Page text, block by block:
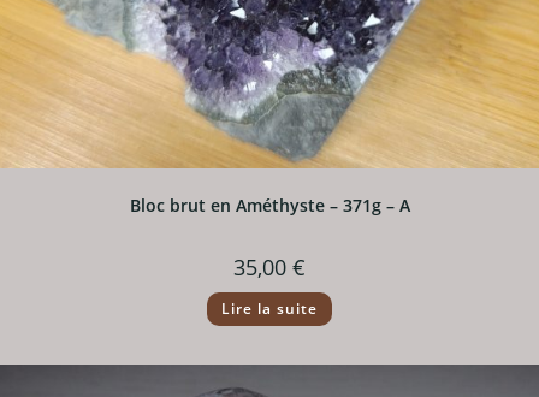
Bloc brut en Améthyste – 371g – A
35,00 €
Lire la suite